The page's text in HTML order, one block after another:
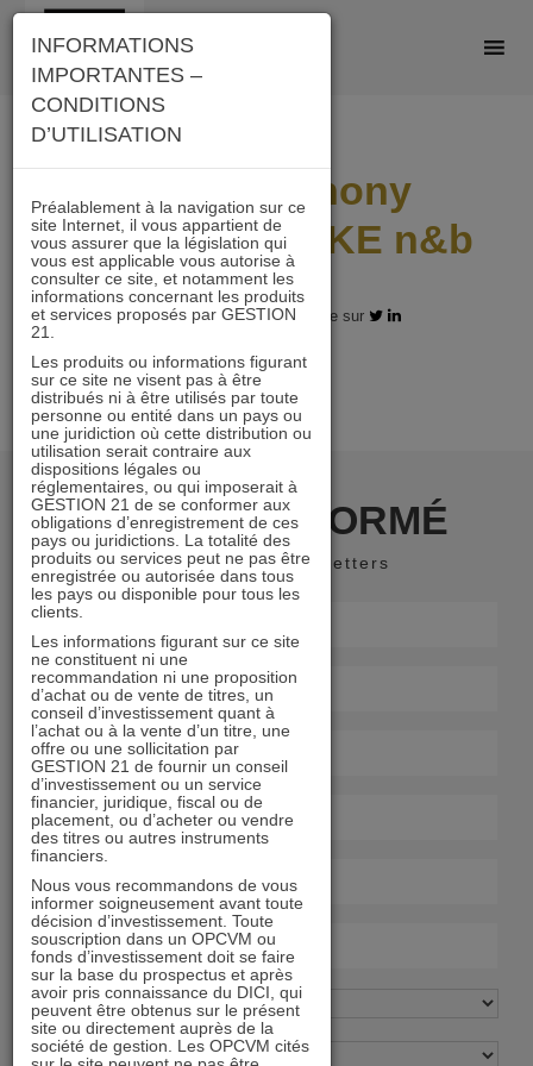
Skip
content
Photo Anthony
VANDENBILCKE n&b
22.12.2025 - Partagez l'article sur
RESTER INFORMÉ
Recevoir nos newsletters
INFORMATIONS
IMPORTANTES –
CONDITIONS
D’UTILISATION
Préalablement à la navigation sur ce
site Internet, il vous appartient de
vous assurer que la législation qui
vous est applicable vous autorise à
consulter ce site, et notamment les
informations concernant les produits
et services proposés par GESTION
21.
Les produits ou informations figurant
sur ce site ne visent pas à être
distribués ni à être utilisés par toute
personne ou entité dans un pays ou
une juridiction où cette distribution ou
utilisation serait contraire aux
dispositions légales ou
réglementaires, ou qui imposerait à
GESTION 21 de se conformer aux
obligations d’enregistrement de ces
pays ou juridictions. La totalité des
produits ou services peut ne pas être
enregistrée ou autorisée dans tous
les pays ou disponible pour tous les
clients.
Les informations figurant sur ce site
ne constituent ni une
recommandation ni une proposition
d’achat ou de vente de titres, un
conseil d’investissement quant à
l’achat ou à la vente d’un titre, une
offre ou une sollicitation par
GESTION 21 de fournir un conseil
d’investissement ou un service
financier, juridique, fiscal ou de
placement, ou d’acheter ou vendre
des titres ou autres instruments
financiers.
Nous vous recommandons de vous
informer soigneusement avant toute
décision d’investissement. Toute
souscription dans un OPCVM ou
fonds d’investissement doit se faire
sur la base du prospectus et après
avoir pris connaissance du DICI, qui
peuvent être obtenus sur le présent
site ou directement auprès de la
société de gestion. Les OPCVM cités